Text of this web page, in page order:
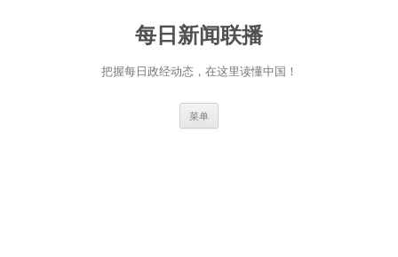
每日新闻联播
把握每日政经动态，在这里读懂中国！
菜单